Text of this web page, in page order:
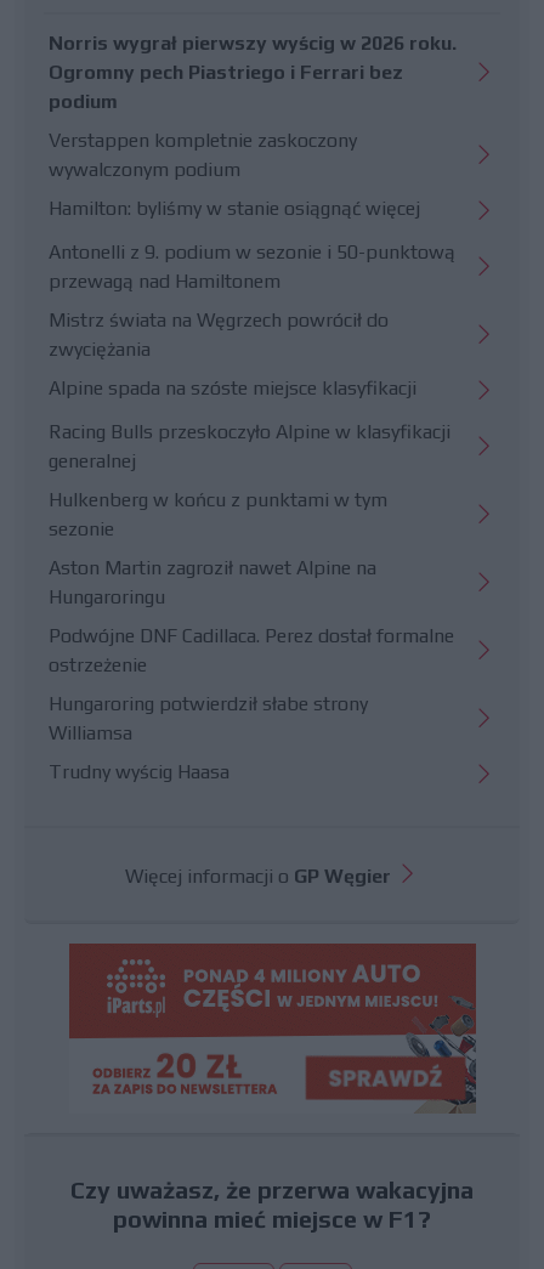
Norris wygrał pierwszy wyścig w 2026 roku.
Ogromny pech Piastriego i Ferrari bez
podium
Verstappen kompletnie zaskoczony
wywalczonym podium
Hamilton: byliśmy w stanie osiągnąć więcej
Antonelli z 9. podium w sezonie i 50-punktową
przewagą nad Hamiltonem
Mistrz świata na Węgrzech powrócił do
zwyciężania
Alpine spada na szóste miejsce klasyfikacji
Racing Bulls przeskoczyło Alpine w klasyfikacji
generalnej
Hulkenberg w końcu z punktami w tym
sezonie
Aston Martin zagroził nawet Alpine na
Hungaroringu
Podwójne DNF Cadillaca. Perez dostał formalne
ostrzeżenie
Hungaroring potwierdził słabe strony
Williamsa
Trudny wyścig Haasa
Więcej informacji o GP Węgier
Czy uważasz, że przerwa wakacyjna
powinna mieć miejsce w F1?